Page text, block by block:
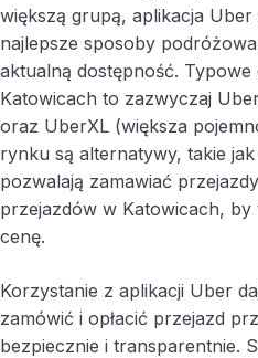
większą grupą, aplikacja
najlepsze sposoby
aktualną dostępność.
Katowicach to zazwyczaj
oraz UberXL (większa
rynku są alternatywy, takie
pozwalają zamawiać
przejazdów w Katowicach,
cenę.
Korzystanie z aplikacji Uber
zamówić i opłacić przejazd
bezpiecznie i transparentnie.